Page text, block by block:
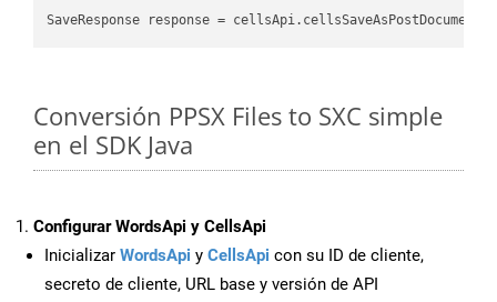
SaveResponse response =
Conversión PPSX Files to SXC simple
en el SDK Java
Configurar WordsApi y CellsApi
Inicializar WordsApi y CellsApi con su ID de cliente,
secreto de cliente, URL base y versión de API